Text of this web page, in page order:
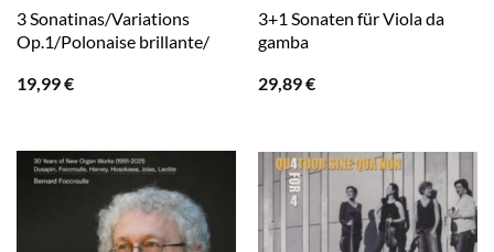
3 Sonatinas/Variations
Op.1/Polonaise brillante/
19,99€
3+1 Sonaten für Viola da
gamba
29,89€